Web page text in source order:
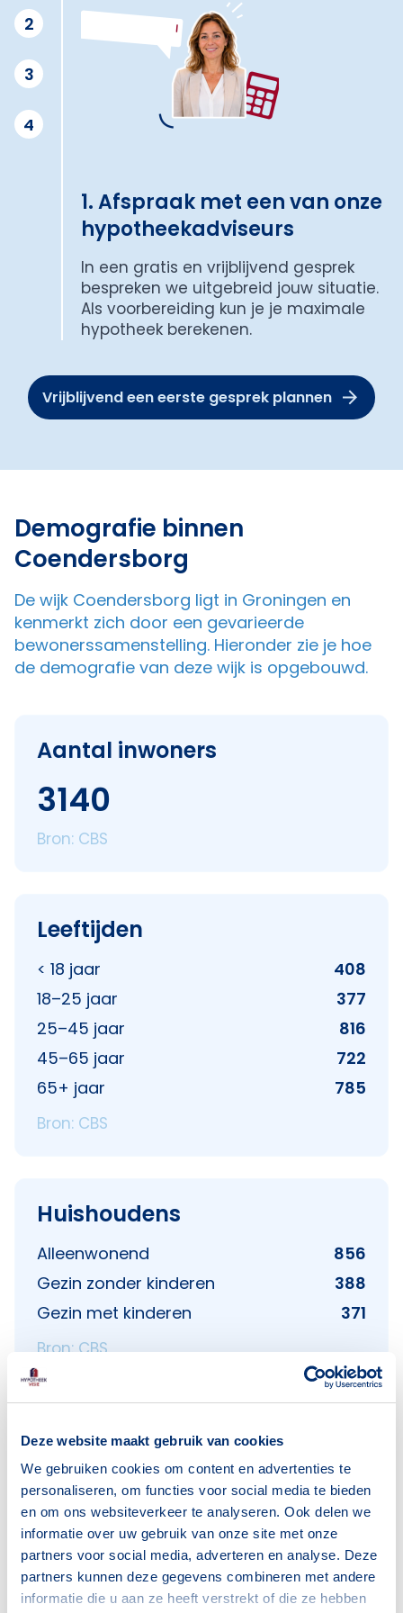
Deze website maakt gebruik van cookies
We gebruiken cookies om content en advertenties te
personaliseren, om functies voor social media te bieden
en om ons websiteverkeer te analyseren. Ook delen we
informatie over uw gebruik van onze site met onze
partners voor social media, adverteren en analyse. Deze
partners kunnen deze gegevens combineren met andere
informatie die u aan ze heeft verstrekt of die ze hebben
2
3
4
1. Afspraak met een van onze
hypotheekadviseurs
In een gratis en vrijblijvend gesprek
bespreken we uitgebreid jouw situatie.
Als voorbereiding kun je je maximale
hypotheek berekenen.
Vrijblijvend een eerste gesprek plannen
Demografie binnen
Coendersborg
De wijk Coendersborg ligt in Groningen en
kenmerkt zich door een gevarieerde
bewonerssamenstelling. Hieronder zie je hoe
de demografie van deze wijk is opgebouwd.
Aantal inwoners
3140
Bron: CBS
Leeftijden
< 18 jaar
408
18–25 jaar
377
25–45 jaar
816
45–65 jaar
722
65+ jaar
785
Bron: CBS
Huishoudens
Alleenwonend
856
Gezin zonder kinderen
388
Gezin met kinderen
371
Bron: CBS
Voorzieningen in
Coendersborg
Deze wijk heeft het allemaal voor je. Zo vind je
er: